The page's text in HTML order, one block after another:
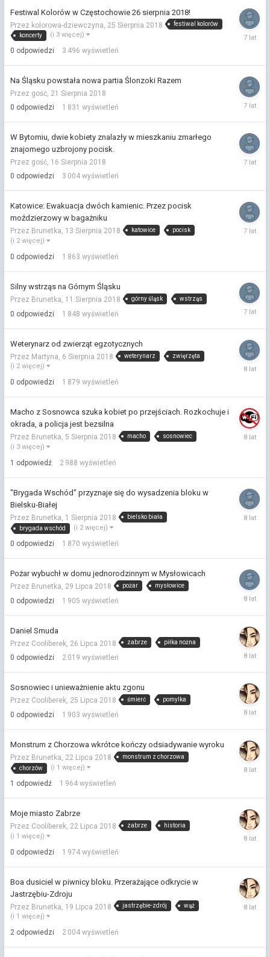
Festiwal Kolorów w Częstochowie 26 sierpnia 2018!
Przez kolorowa-dziewczyna, 25 Sierpnia 2018
festiwal kolorów
koncerty
(i 3 więcej)
0 odpowiedzi 3 496 wyświetleń
25
Na Śląsku powstała nowa partia Ślonzoki Razem
Przez gość, 21 Sierpnia 2018
0 odpowiedzi 1 831 wyświetleń
21
2018
W Bytomiu, dwie kobiety znalazły w mieszkaniu zmarłego
znajomego uzbrojony pocisk.
Przez gość, 16 Sierpnia 2018
0 odpowiedzi 3 004 wyświetleń
16
Katowice: Ewakuacja dwóch kamienic. Przez pocisk
moździerzowy w bagażniku
Przez Brunetka, 13 Sierpnia 2018 katowice pocisk
(i 2 więcej)
0 odpowiedzi 1 863 wyświetleń
13
Silny wstrząs na Górnym Śląsku
Przez Brunetka, 11 Sierpnia 2018 górny śląsk wstrząs
0 odpowiedzi 1 848 wyświetleń
11
2018
Weterynarz od zwierząt egzotycznych
Przez Martyna, 6 Sierpnia 2018 weterynarz zwięrzęta
(i 2 więcej)
0 odpowiedzi 1 879 wyświetleń
Macho z Sosnowca szuka kobiet po przejściach. Rozkochuje i
okrada, a policja jest bezsilna
Przez Brunetka, 5 Sierpnia 2018 macho sosnowiec
(i 3 więcej)
1 odpowiedź 2 988 wyświetleń
"Brygada Wschód" przyznaje się do wysadzenia bloku w
Bielsku-Białej
Przez Brunetka, 1 Sierpnia 2018
bielsko biała
brygada wschód
(i 2 więcej)
0 odpowiedzi 1 870 wyświetleń
Pożar wybuchł w domu jednorodzinnym w Mysłowicach
Przez Brunetka, 29 Lipca 2018 pożar mysłowice
0 odpowiedzi 1 905 wyświetleń
29
2018
Daniel Smuda
Przez Cooliberek, 26 Lipca 2018 zabrze piłka nożna
0 odpowiedzi 2 019 wyświetleń
26
2018
Sosnowiec i unieważnienie aktu zgonu
Przez Cooliberek, 25 Lipca 2018 śmierć pomylka
0 odpowiedzi 1 903 wyświetleń
25
2018
Monstrum z Chorzowa wkrótce kończy odsiadywanie wyroku
Przez Brunetka, 22 Lipca 2018
monstrum z chorzowa
chorzów
(i 1 więcej)
1 odpowiedź 1 964 wyświetleń
22
Moje miasto Zabrze
Przez Cooliberek, 22 Lipca 2018 zabrze historia
(i 1 więcej)
0 odpowiedzi 1 974 wyświetleń
22
Boa dusiciel w piwnicy bloku. Przerażające odkrycie w
Jastrzębiu-Zdroju
Przez Brunetka, 19 Lipca 2018 jastrzębie-zdrój wąż
(i 1 więcej)
2 odpowiedzi 2 004 wyświetleń
21